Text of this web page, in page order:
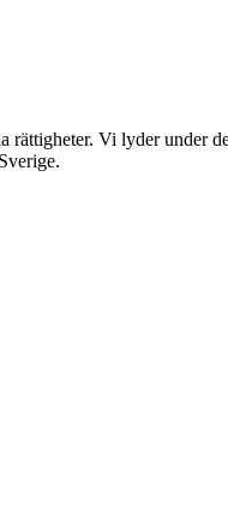
Vi lyder under